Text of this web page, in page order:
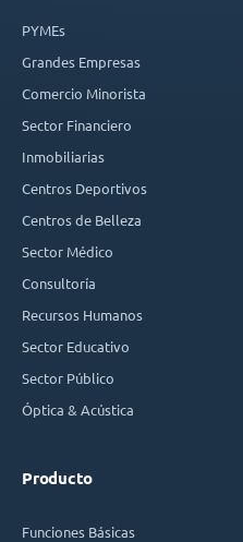
PYMEs
Grandes Empresas
Comercio Minorista
Sector Financiero
Inmobiliarias
Centros Deportivos
Centros de Belleza
Sector Médico
Consultoría
Recursos Humanos
Sector Educativo
Sector Público
Óptica & Acústica
Producto
Funciones Básicas